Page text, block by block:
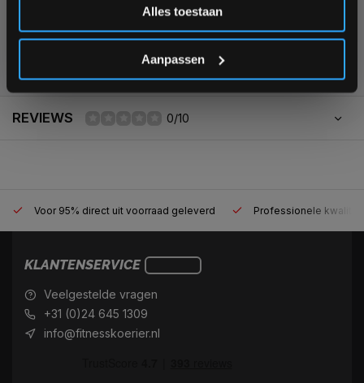
Alles toestaan
Aanpassen
customers give us a 4,7/5 at
REVIEWS 0/10
Voor 95% direct uit voorraad geleverd Professionele
KLANTENSERVICE
Veelgestelde vragen
+31 (0)24 645 1309
info@fitnesskoerier.nl
*Verzendkosten vallen buiten de korting